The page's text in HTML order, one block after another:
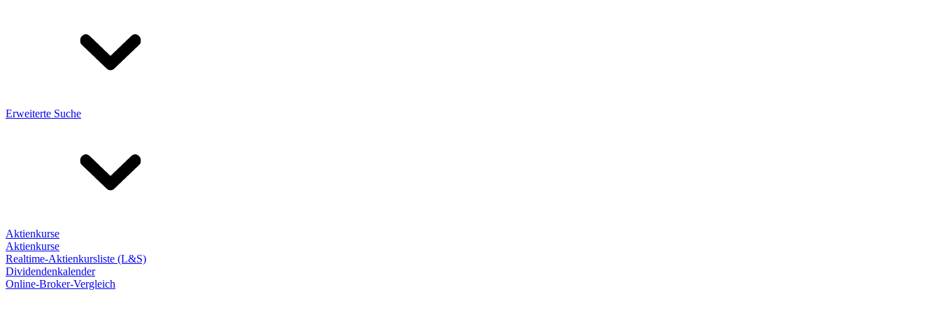
Erweiterte Suche
Aktienkurse
Aktienkurse
Realtime-Aktienkursliste (L&S)
Dividendenkalender
Online-Broker-Vergleich